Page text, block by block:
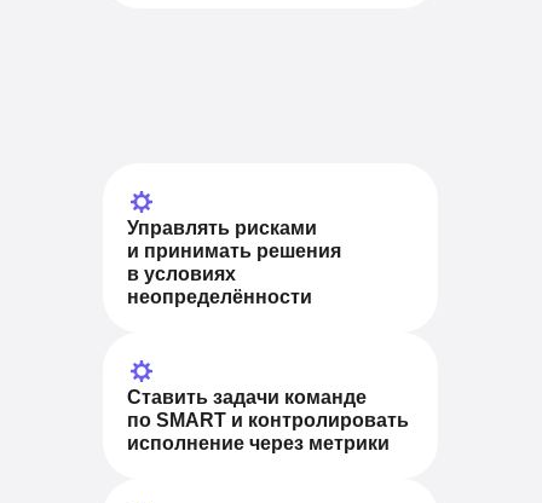
Управлять рисками
и принимать решения
в условиях
неопределённости
Ставить задачи команде
по SMART и контролировать
исполнение через метрики